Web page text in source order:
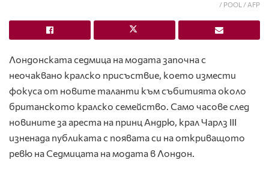
/ POOL / AFP
Лондонската седмица на модата започна с
неочаквано кралско присъствие, което измести
фокуса от новите таланти към събитията около
британското кралско семейство. Само часове след
новините за ареста на принц Андрю, крал Чарлз III
изненада публиката с появата си на откриващото
ревю на Седмицата на модата в Лондон.